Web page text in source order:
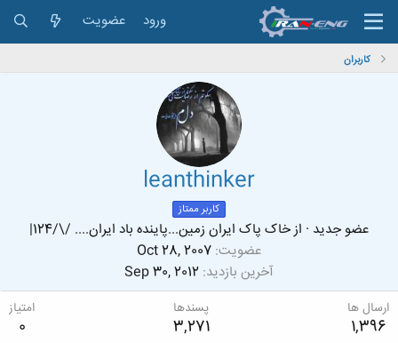
ورود عضویت
کاربران
leanthinker
کاربر ممتاز
عضو جدید · ازخاک پاک ایران زمین...پاینده باد ایران.... /\/124|
عضویت Oct 28, 2007
آخرین بازدید Sep 30, 2012
ارسال ها
1,396
پسندها
3,271
امتیاز
0